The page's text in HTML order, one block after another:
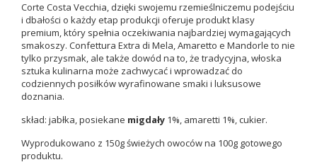
Corte Costa Vecchia, dzięki swojemu rzemieślniczemu podejściu
i dbałości o każdy etap produkcji oferuje produkt klasy
premium, który spełnia oczekiwania najbardziej wymagających
smakoszy. Confettura Extra di Mela, Amaretto e Mandorle to nie
tylko przysmak, ale także dowód na to, że tradycyjna, włoska
sztuka kulinarna może zachwycać i wprowadzać do
codziennych posiłków wyrafinowane smaki i luksusowe
doznania.
skład: jabłka, posiekane migdały 1%, amaretti 1%, cukier.
Wyprodukowano z 150g świeżych owoców na 100g gotowego
produktu.